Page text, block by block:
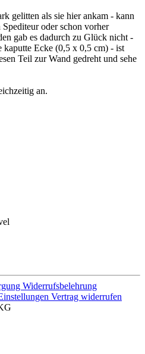
gelitten als sie hier ankam - kann
oder schon vorher
gab es dadurch zu Glück nicht -
kaputte Ecke (0,5 x 0,5 cm) - ist
Teil zur Wand gedreht und sehe
an.
Widerrufsbelehrung
Vertrag widerrufen